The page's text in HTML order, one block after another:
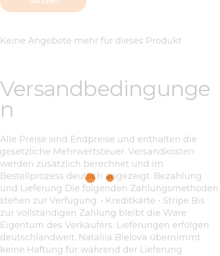
Keine Angebote mehr für dieses Produkt
Versandbedingunge
n
Alle Preise sind Endpreise und enthalten die
gesetzliche Mehrwertsteuer. Versandkosten
werden zusätzlich berechnet und im
Bestellprozess deutlich angezeigt. Bezahlung
und Lieferung Die folgenden Zahlungsmethoden
stehen zur Verfügung: • Kreditkarte • Stripe Bis
zur vollständigen Zahlung bleibt die Ware
Eigentum des Verkäufers. Lieferungen erfolgen
deutschlandweit. Nataliia Bielova übernimmt
keine Haftung für während der Lieferung